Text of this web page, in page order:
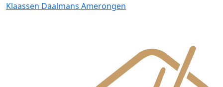
Klaassen Daalmans Amerongen